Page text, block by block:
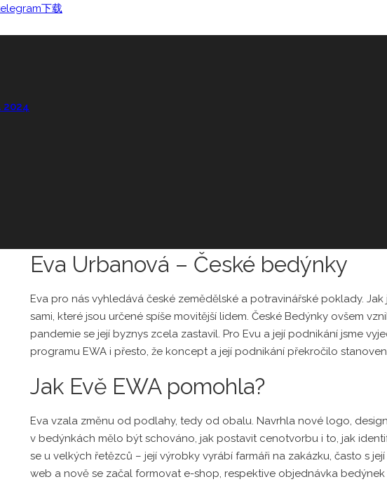
2024
Eva Urbanová – České bedýnky
Eva pro nás vyhledává české zemědělské a potravinářské poklady.
sami, které jsou určené spíše movitější lidem. České Bedýnky ovšem
pandemie se její byznys zcela zastavil. Pro Evu a její podnikání jsme
programu EWA i přesto, že koncept a její podnikání překročilo
Jak Evě EWA pomohla?
Eva vzala změnu od podlahy, tedy od obalu. Navrhla nové logo,
v bedýnkách mělo být schováno, jak postavit cenotvorbu i to, jak
se u velkých řetězců – její výrobky vyrábí farmáři na zakázku, často s
web a nově se začal formovat e-shop, respektive objednávka bedýnek
下载